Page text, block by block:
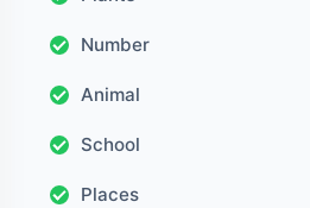
Number
Animal
School
Places